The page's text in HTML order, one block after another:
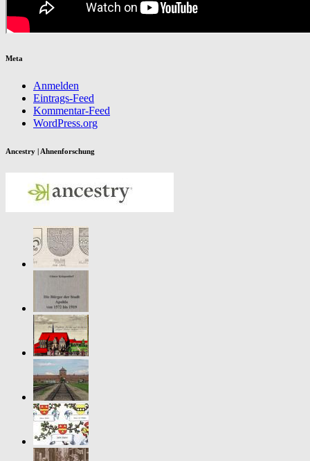
Meta
Anmelden
Eintrags-Feed
Kommentar-Feed
WordPress.org
Ancestry | Ahnenforschung